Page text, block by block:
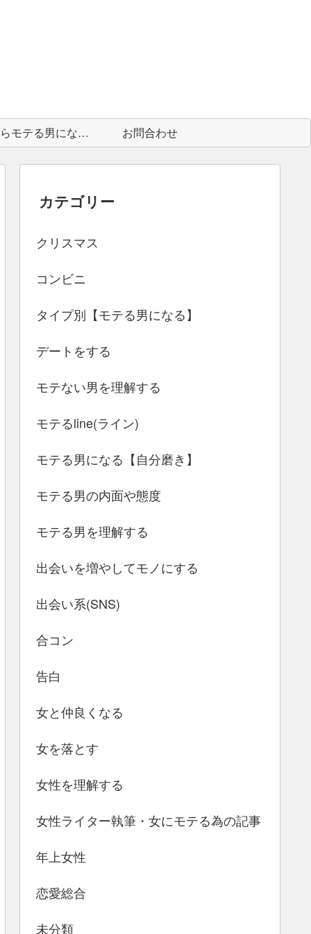
中身からモテる男になる為に お問合わせ
カテゴリー
クリスマス
コンビニ
タイプ別【モテる男になる】
デートをする
モテない男を理解する
モテるline(ライン)
モテる男になる【自分磨き】
モテる男の内面や態度
モテる男を理解する
出会いを増やしてモノにする
出会い系(SNS)
合コン
告白
女と仲良くなる
女を落とす
女性を理解する
女性ライター執筆・女にモテる為の記事
年上女性
恋愛総合
未分類